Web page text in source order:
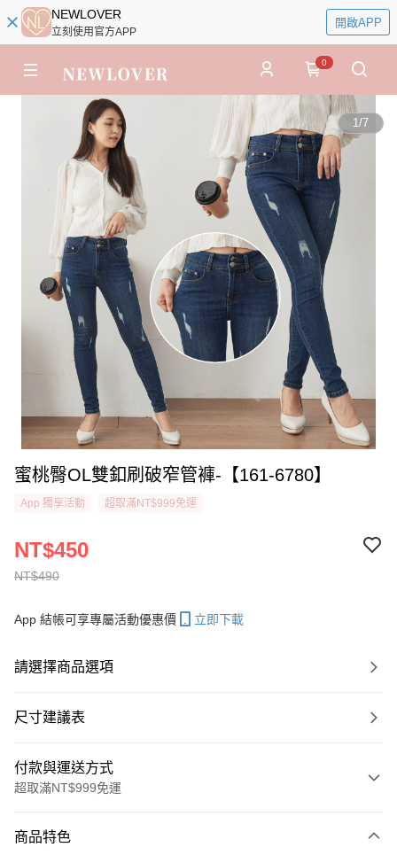
NEWLOVER
立刻使用官方APP
開啟APP
0
1/7
蜜桃臀OL雙釦刷破窄管褲-【161-6780】
App 獨享活動 超取滿NT$999免運
NT$490
NT$450
App 結帳可享專屬活動優惠價 立即下載
請選擇商品選項
尺寸建議表
付款與運送方式
超取滿NT$999免運
信用卡一次付款
商品特色